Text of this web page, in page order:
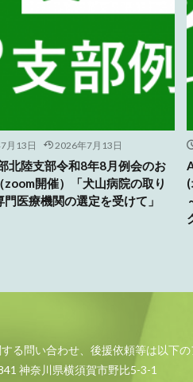
月13日 2026年7月13日
北陸支部令和8年8月例会のお
zoom開催）「犬山病院の取り
門医療機関の選定を受けて」
る問い合わせ、後援依頼等は以下
神奈川県横須賀市野比5-3-1